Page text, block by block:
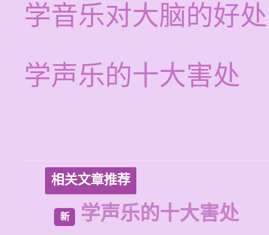
学音乐对大脑的好处
学声乐的十大害处
相关文章推荐
新 学声乐的十大害处